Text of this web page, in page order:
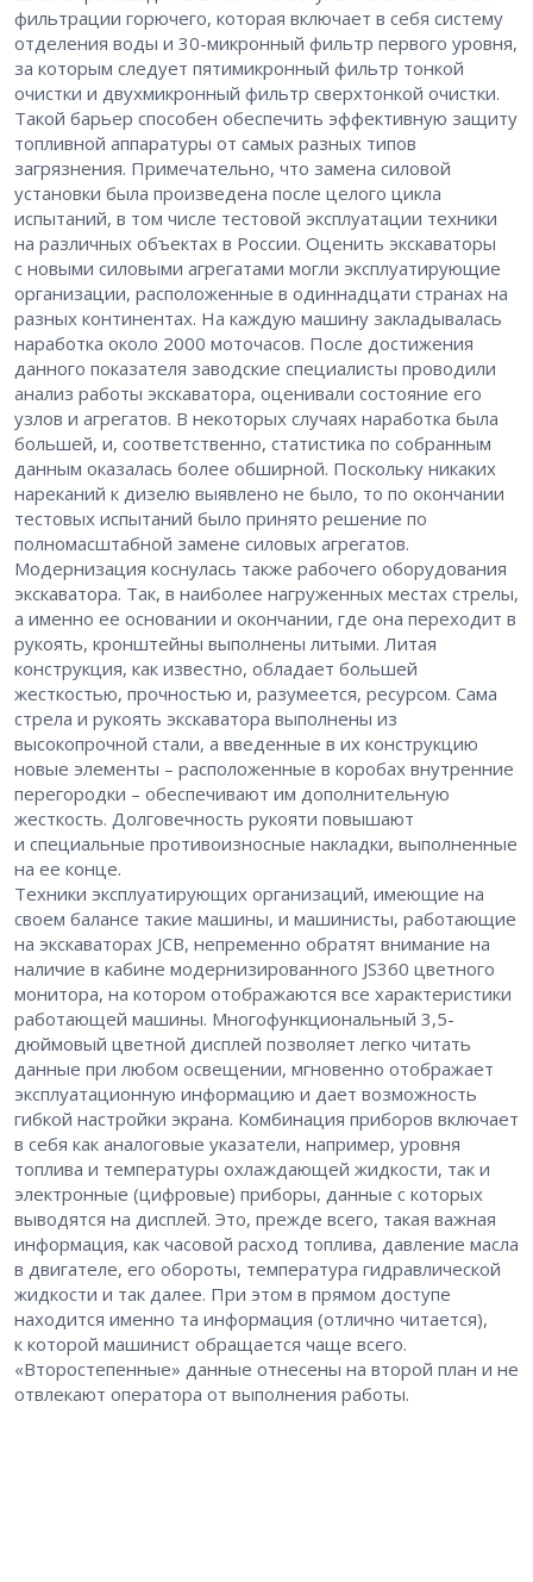
фильтрации горючего, которая включает в себя систему
отделения воды и 30-микронный фильтр первого уровня,
за которым следует пятимикронный фильтр тонкой
очистки и двухмикронный фильтр сверхтонкой очистки.
Такой барьер способен обеспечить эффективную защиту
топливной аппаратуры от самых разных типов
загрязнения. Примечательно, что замена силовой
установки была произведена после целого цикла
испытаний, в том числе тестовой эксплуатации техники
на различных объектах в России. Оценить экскаваторы
с новыми силовыми агрегатами могли эксплуатирующие
организации, расположенные в одиннадцати странах на
разных континентах. На каждую машину закладывалась
наработка около 2000 моточасов. После достижения
данного показателя заводские специалисты проводили
анализ работы экскаватора, оценивали состояние его
узлов и агрегатов. В некоторых случаях наработка была
большей, и, соответственно, статистика по собранным
данным оказалась более обширной. Поскольку никаких
нареканий к дизелю выявлено не было, то по окончании
тестовых испытаний было принято решение по
полномасштабной замене силовых агрегатов.
Модернизация коснулась также рабочего оборудования
экскаватора. Так, в наиболее нагруженных местах стрелы,
а именно ее основании и окончании, где она переходит в
рукоять, кронштейны выполнены литыми. Литая
конструкция, как известно, обладает большей
жесткостью, прочностью и, разумеется, ресурсом. Сама
стрела и рукоять экскаватора выполнены из
высокопрочной стали, а введенные в их конструкцию
новые элементы – расположенные в коробах внутренние
перегородки – обеспечивают им дополнительную
жесткость. Долговечность рукояти повышают
и специальные противоизносные накладки, выполненные
на ее конце.
Техники эксплуатирующих организаций, имеющие на
своем балансе такие машины, и машинисты, работающие
на экскаваторах JCB, непременно обратят внимание на
наличие в кабине модернизированного JS360 цветного
монитора, на котором отображаются все характеристики
работающей машины. Многофункциональный 3,5-
дюймовый цветной дисплей позволяет легко читать
данные при любом освещении, мгновенно отображает
эксплуатационную информацию и дает возможность
гибкой настройки экрана. Комбинация приборов включает
в себя как аналоговые указатели, например, уровня
топлива и температуры охлаждающей жидкости, так и
электронные (цифровые) приборы, данные с которых
выводятся на дисплей. Это, прежде всего, такая важная
информация, как часовой расход топлива, давление масла
в двигателе, его обороты, температура гидравлической
жидкости и так далее. При этом в прямом доступе
находится именно та информация (отлично читается),
к которой машинист обращается чаще всего.
«Второстепенные» данные отнесены на второй план и не
отвлекают оператора от выполнения работы.